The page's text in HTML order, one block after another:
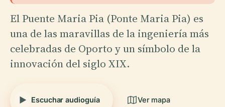
El Puente Maria Pia (Ponte Maria Pia) es
una de las maravillas de la ingeniería más
celebradas de Oporto y un símbolo de la
innovación del siglo XIX.
Escuchar audioguía Ver mapa